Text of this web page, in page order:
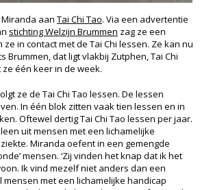
aan Tai Chi Tao. Via een advertentie
stichting Welzijn Brummen zag ze een
in contact met de Tai Chi lessen. Ze kan nu
Brummen, dat ligt vlakbij Zutphen, Tai Chi
één keer in de week.
ze de Tai Chi Tao lessen. De lessen
In één blok zitten vaak tien lessen en in
Oftewel dertig Tai Chi Tao lessen per jaar.
uit mensen met een lichamelijke
Miranda oefent in een gemengde
mensen. ‘Zij vinden het knap dat ik het
Ik vind mezelf niet anders dan een
mensen met een lichamelijke handicap